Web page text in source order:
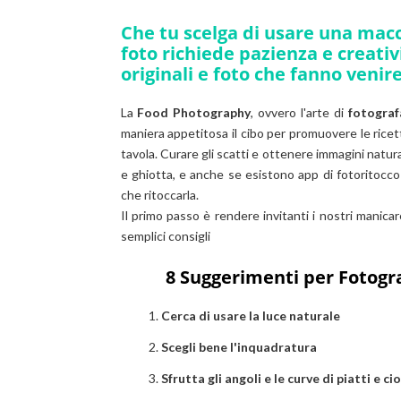
Che tu scelga di usare una
foto richiede pazienza e
originali e foto che fanno
La Food Photography, ovvero l'arte di
maniera appetitosa il cibo per promuovere le
tavola. Curare gli scatti e ottenere immagini
e ghiotta, e anche se esistono app di
che ritoccarla.
Il primo passo è rendere invitanti i nostri
semplici consigli
8 Suggerimenti per
Cerca di usare la luce naturale
Scegli bene l'inquadratura
Sfrutta gli angoli e le curve di piatti e